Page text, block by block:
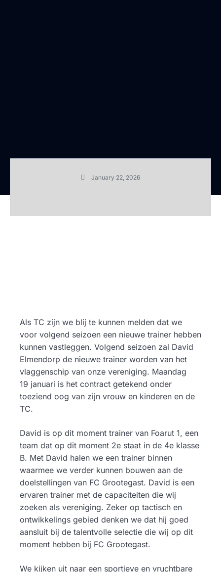
January 22, 2026
Als TC zijn we blij te kunnen melden dat we
voor volgend seizoen een nieuwe trainer hebben
kunnen vastleggen. Volgend seizoen zal David
Elmendorp de nieuwe trainer worden van het
vlaggenschip van onze vereniging. Maandag
19 januari is het contract getekend onder
toeziend oog van zijn vrouw en kinderen en de
TC.
David is op dit moment trainer van Foarut 1, een
team dat op dit moment 2e staat in de 4e klasse
B. Met David halen we een trainer binnen
waarmee we verder kunnen bouwen aan de
doelstellingen van FC Grootegast. David is een
ervaren trainer met de capaciteiten die wij
zoeken als vereniging. Zeker op tactisch en
ontwikkelings gebied denken we dat hij goed
aansluit bij de talentvolle selectie die wij op dit
moment hebben bij FC Grootegast.
We kijken uit naar een sportieve en vruchtbare